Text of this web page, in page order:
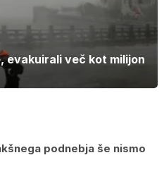
evakuirali več kot milijon
podnebja še nismo